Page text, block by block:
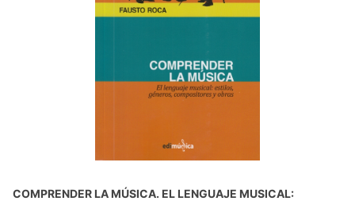
COMPRENDER LA MÚSICA. EL LENGUAJE MUSICAL: